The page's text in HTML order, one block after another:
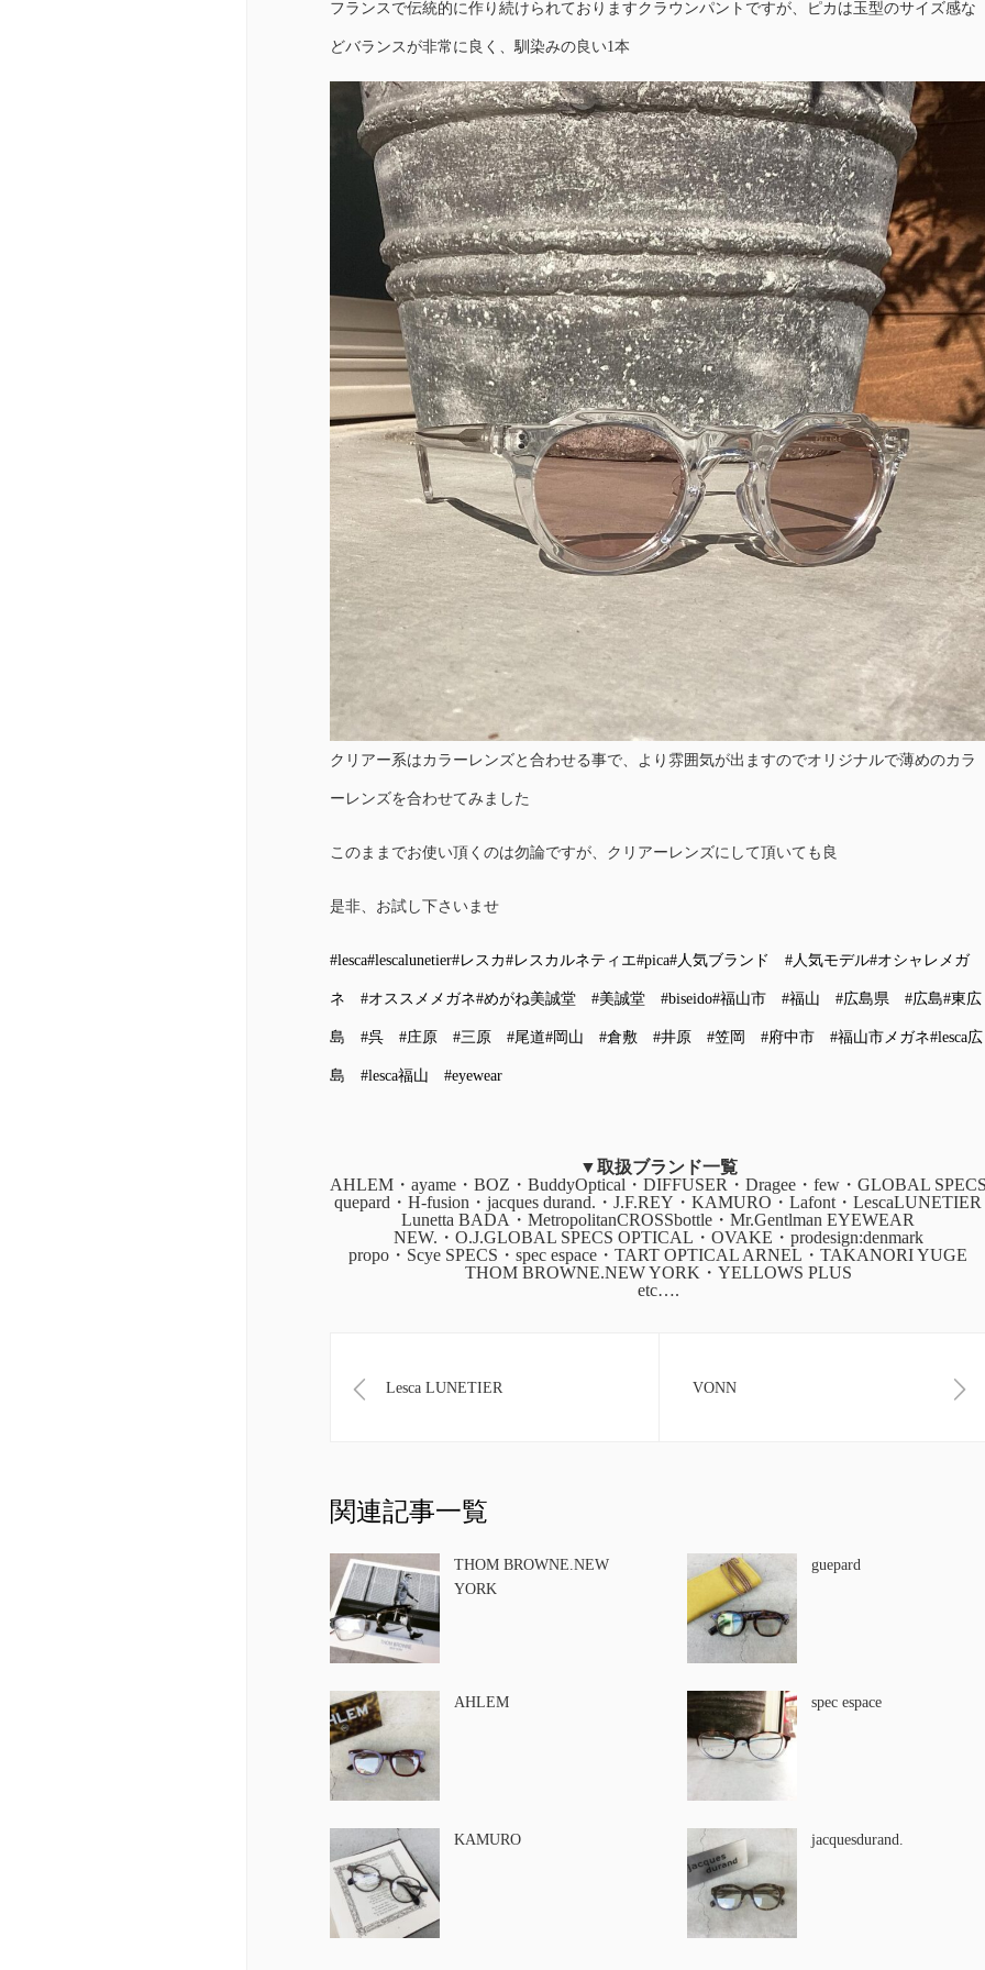
フランスで伝統的に作り続けられておりますクラウンパントですが、ピカは玉型のサイズ感な
どバランスが非常に良く、馴染みの良い1本
クリアー系はカラーレンズと合わせる事で、より雰囲気が出ますのでオリジナルで薄めのカラ
ーレンズを合わせてみました
このままでお使い頂くのは勿論ですが、クリアーレンズにして頂いても良
是非、お試し下さいませ
#lesca#lescalunetier#レスカ#レスカルネティエ#pica#人気ブランド #人気モデル#オシャレメガ
ネ #オススメメガネ#めがね美誠堂 #美誠堂 #biseido#福山市 #福山 #広島県 #広島#東広
島 #呉 #庄原 #三原 #尾道#岡山 #倉敷 #井原 #笠岡 #府中市 #福山市メガネ#lesca広
島 #lesca福山 #eyewear
▼取扱ブランド一覧
AHLEM・ayame・BOZ・BuddyOptical・DIFFUSER・Dragee・few・GLOBAL
quepard・H-fusion・jacques durand.・J.F.REY・KAMURO・Lafont・LescaLUNETIER
Lunetta BADA・MetropolitanCROSSbottle・Mr.Gentlman EYEWEAR
NEW.・O.J.GLOBAL SPECS OPTICAL・OVAKE・prodesign:denmark
propo・Scye SPECS・spec espace・TART OPTICAL ARNEL・TAKANORI YUGE
THOM BROWNE.NEW YORK・YELLOWS PLUS
etc….
Lesca LUNETIER VONN
関連記事一覧
THOM BROWNE.NEW
YORK
guepard
AHLEM spec espace
KAMURO jacquesdurand.